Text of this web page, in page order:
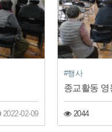
2022-02-09
#행사
종교활동
2044